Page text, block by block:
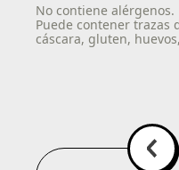
No contiene alérgenos.
Puede contener trazas
cáscara, gluten,